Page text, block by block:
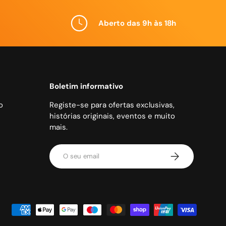
Aberto das 9h às 18h
Boletim informativo
Registe-se para ofertas exclusivas,
histórias originais, eventos e muito
mais.
Email
Subscrever